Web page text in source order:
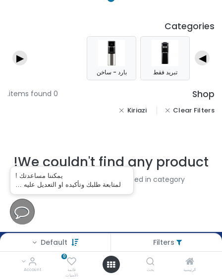
Filters
Default
الرئيسية بحث
0
قائمة
الأمنيات
Account
Categories
◀
تبريد فقط بارد - ساخن
▶
Shop
0 items found.
Clear Filters
Kiriazi
We couldn't find any product!
No product defined in category مبردات مياه.
عوض سراج
AWAD SERAG
يمكننا مساعدتك !
لمتابعة طلبك وتأكيده او التعديل عليه …